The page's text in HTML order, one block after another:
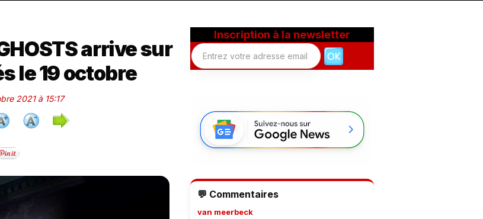
arrive sur
le 19 octobre
2021 à 15:17
Inscription à la newsletter
💬 Commentaires
van meerbeck